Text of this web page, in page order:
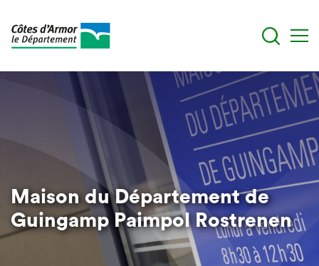
Maison du Département de
Guingamp Paimpol Rostrenen